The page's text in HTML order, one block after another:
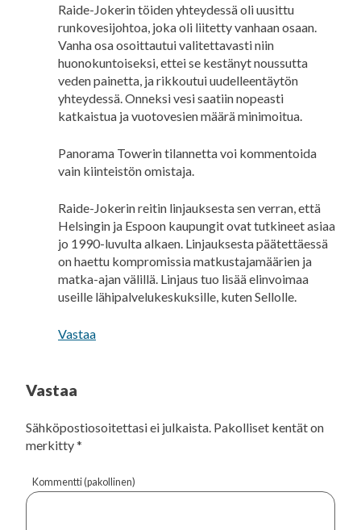
Raide-Jokerin töiden yhteydessä oli uusittu
runkovesijohtoa, joka oli liitetty vanhaan osaan.
Vanha osa osoittautui valitettavasti niin
huonokuntoiseksi, ettei se kestänyt noussutta
veden painetta, ja rikkoutui uudelleentäytön
yhteydessä. Onneksi vesi saatiin nopeasti
katkaistua ja vuotovesien määrä minimoitua.
Panorama Towerin tilannetta voi kommentoida
vain kiinteistön omistaja.
Raide-Jokerin reitin linjauksesta sen verran, että
Helsingin ja Espoon kaupungit ovat tutkineet asiaa
jo 1990-luvulta alkaen. Linjauksesta päätettäessä
on haettu kompromissia matkustajamäärien ja
matka-ajan välillä. Linjaus tuo lisää elinvoimaa
useille lähipalvelukeskuksille, kuten Sellolle.
Vastaa
Vastaa
Sähköpostiosoitettasi ei julkaista. Pakolliset kentät on
merkitty*
Kommentti (pakollinen)